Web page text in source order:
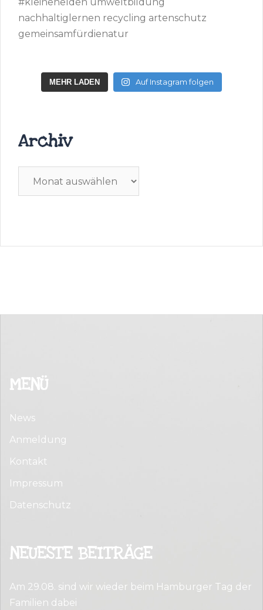
MEHR LADEN Auf Instagram folgen
Archiv
MENÜ
News
Anmeldung
Kontakt
Impressum
Datenschutz
NEUESTE BEITRÄGE
Am 29.08. sind wir wieder beim Hamburger Tag der
Familien dabei